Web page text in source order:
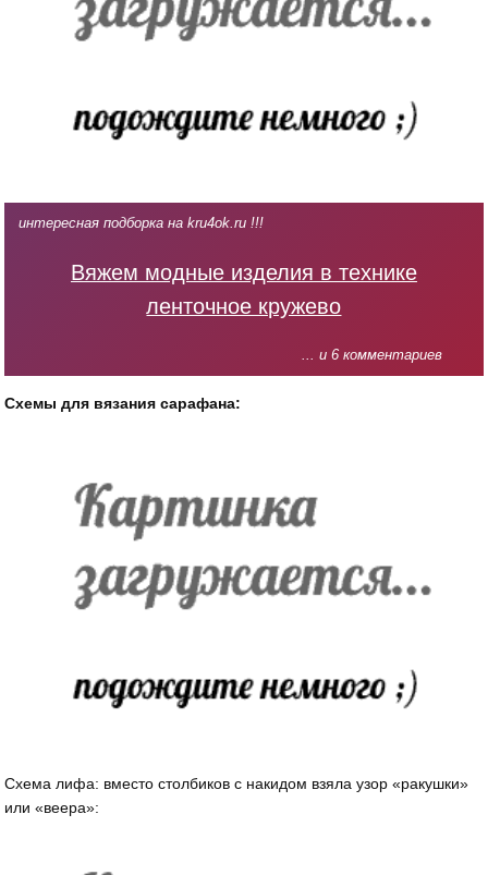
интересная подборка на kru4ok.ru !!!
Вяжем модные изделия в технике
ленточное кружево
... и 6 комментариев
Схемы для вязания сарафана:
Схема лифа: вместо столбиков с накидом взяла узор «ракушки»
или «веера»: